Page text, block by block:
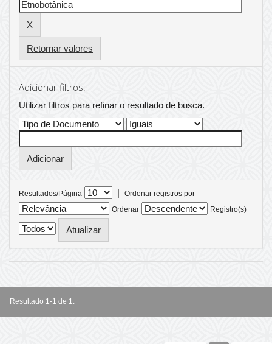
Retornar valores
Adicionar filtros:
Utilizar filtros para refinar o resultado de busca.
Resultados/Página |
Ordenar registros por
Ordenar
Registro(s)
Resultado 1-1 de 1.